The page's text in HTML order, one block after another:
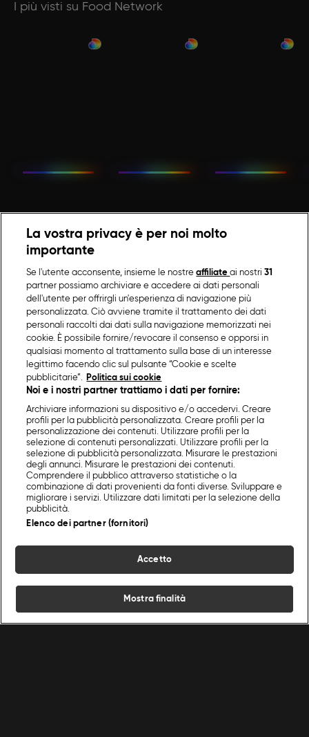
I più visti su Food Network
La vostra privacy è per noi molto
importante
Se l'utente acconsente, insieme le nostreaffiliateai nostri31
partner possiamo archiviare e accedere ai dati personali
dell'utente per offrirgli un'esperienza di navigazione più
personalizzata. Ciò avviene tramite il trattamento dei dati
personali raccolti dai dati sulla navigazione memorizzati nei
cookie. È possibile fornire/revocare il consenso e opporsi in
qualsiasi momento al trattamento sulla base di un interesse
legittimo facendo clic sul pulsante “Cookie e scelte
pubblicitarie”.
Politica sui cookie
Noi e i nostri partner trattiamo i dati per fornire:
Archiviare informazioni su dispositivo e/o accedervi. Creare
profili per la pubblicità personalizzata. Creare profili per la
personalizzazione dei contenuti. Utilizzare profili per la
selezione di contenuti personalizzati. Utilizzare profili per la
selezione di pubblicità personalizzata. Misurare le prestazioni
degli annunci. Misurare le prestazioni dei contenuti.
Comprendere il pubblico attraverso statistiche o la
combinazione di dati provenienti da fonti diverse. Sviluppare e
migliorare i servizi. Utilizzare dati limitati per la selezione della
pubblicità.
Elenco dei partner (fornitori)
Accetto
Mostra finalità